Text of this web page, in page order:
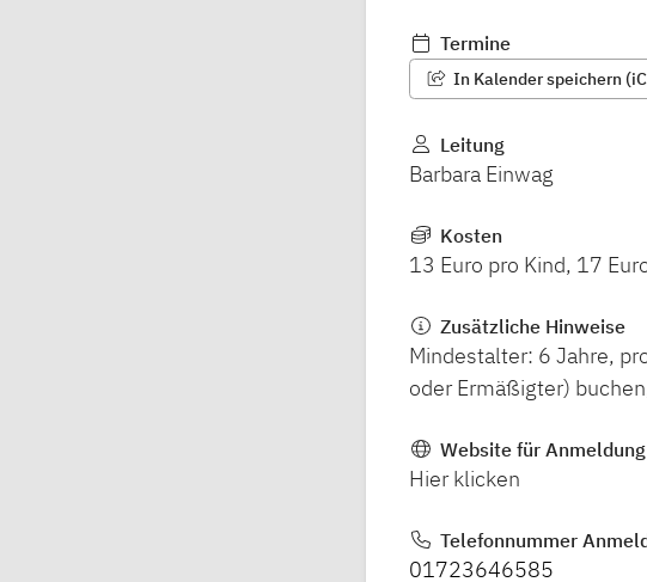
Termine
In Kalender speichern
Leitung
Barbara Einwag
Kosten
13 Euro pro Kind, 17
Zusätzliche Hinweise
Mindestalter: 6 Jahre,
oder Ermäßigter)
Website für Anmeldung
Hier klicken
Telefonnummer
01723646585